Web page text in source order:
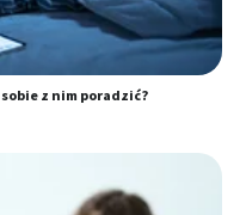
z nim poradzić?
lub